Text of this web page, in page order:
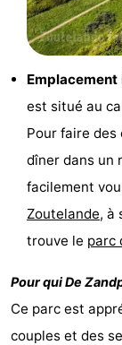
de
vue
Terrains
jeux
Aires
jeux
intérieures
Bowling
Centres
bien-
être
Villages
villes
Nature
Visites
guidées
Sports
-
est situé au
Pour faire des
dîner dans un
facilement
Zoutelande, à
trouve le parc
Pour quiDe
Ce parc est
couples et des